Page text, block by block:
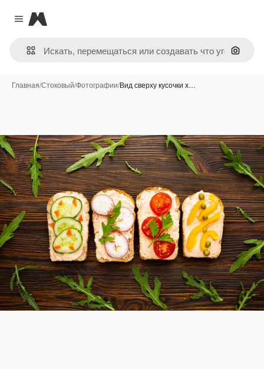
Close menu
Magnific
Поиск
Главная/Стоковый/Фотографии/Вид сверху кусочки х…